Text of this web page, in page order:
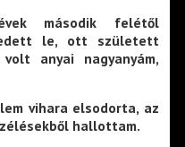
második felétől
le, ott született
anyai nagyanyám,
vihara elsodorta, az
hallottam.